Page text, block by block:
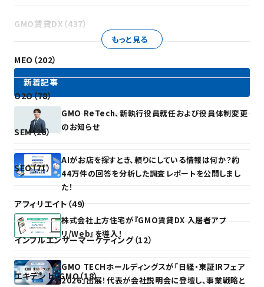
GMO賃貸DX（437）
MEO（202）
O2O（78）
SEM（26）
SEO（71）
アフィリエイト（49）
インフルエンサーマーケティング（12）
エキテン byGMO（18）
もっと見る
新着記事
GMO ReTech、新執行役員就任および役員体制変更
のお知らせ
AIがお店を探すとき、頼りにしている情報は何か？約
44万件の回答を分析した調査レポートを公開しまし
た！
株式会社上方住宅が『GMO賃貸DX 入居者アプ
リ/Web』を導入！
GMO TECHホールディングスが「日経・東証IRフェア
2026」出展！代表が会社説明会に登壇し、事業戦略と